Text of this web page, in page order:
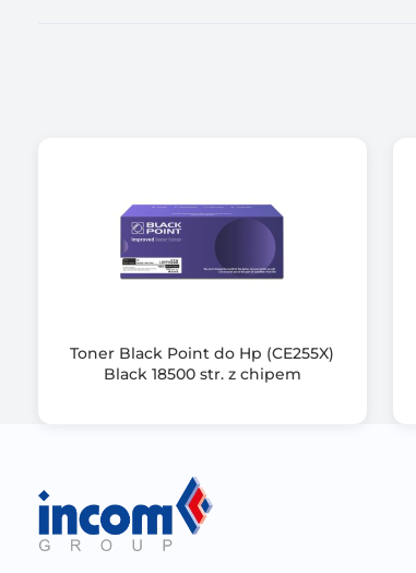
Toner Black Point do Hp (CE255X)
Black 18500 str. z chipem